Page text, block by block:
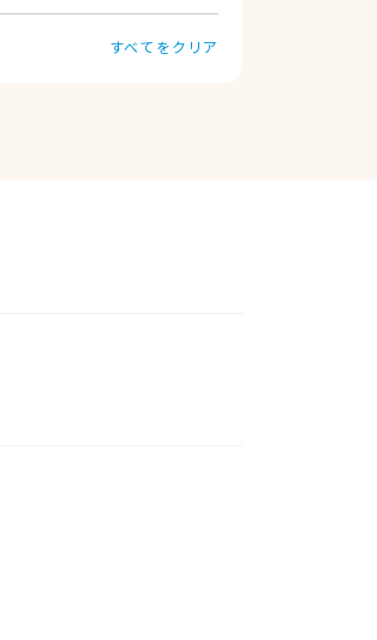
すべてをクリア